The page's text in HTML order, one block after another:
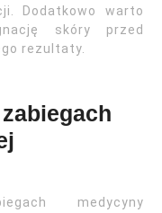
Dodatkowo warto
skóry przed
rezultaty.
medycyny